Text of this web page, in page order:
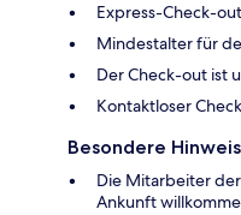
Express-Check-
Mindestalter für
Der Check-out ist
Kontaktloser
Besondere
Die Mitarbeiter
Ankunft